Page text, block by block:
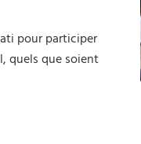
pour participer
quels que soient